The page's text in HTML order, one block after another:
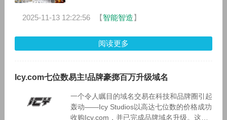
革。2024年底双方联合发布的坤安
2025-11-13 12:22:56 【智能智造】
阅读更多
Icy.com七位数易主!品牌豪掷百万升级域名
一个令人瞩目的域名交易在科技和品牌圈引起
轰动——Icy Studios以高达七位数的价格成功
收购Icy.com，并已完成品牌域名升级。这一